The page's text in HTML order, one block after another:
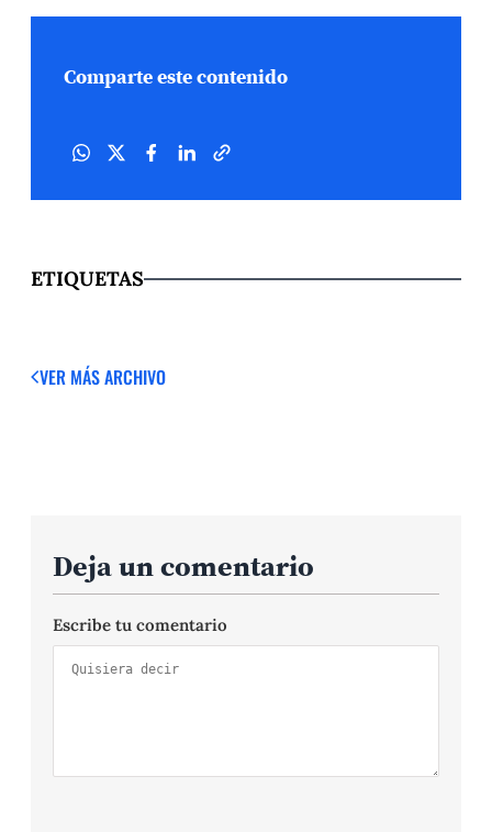
Comparte este contenido
ETIQUETAS
VER MÁSARCHIVO
Deja un comentario
Escribe tu comentario